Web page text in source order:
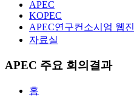
APEC
KOPEC
APEC연구컨소시엄 웹진
자료실
APEC 주요 회의결과
홈